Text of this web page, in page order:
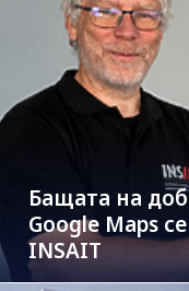
Бащата на
Google Maps
INSAIT